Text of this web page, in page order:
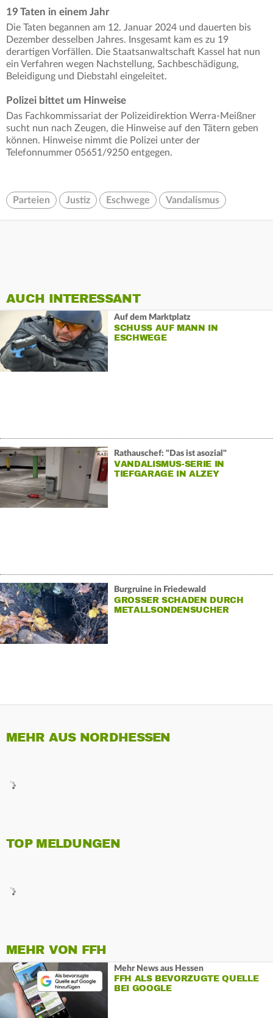
19 Taten in einem Jahr
Die Taten begannen am 12. Januar 2024 und dauerten bis
Dezember desselben Jahres. Insgesamt kam es zu 19
derartigen Vorfällen. Die Staatsanwaltschaft Kassel hat nun
ein Verfahren wegen Nachstellung, Sachbeschädigung,
Beleidigung und Diebstahl eingeleitet.
Polizei bittet um Hinweise
Das Fachkommissariat der Polizeidirektion Werra-Meißner
sucht nun nach Zeugen, die Hinweise auf den Tätern geben
können. Hinweise nimmt die Polizei unter der
Telefonnummer 05651/9250 entgegen.
Parteien Justiz Eschwege Vandalismus
AUCH INTERESSANT
Auf dem Marktplatz
SCHUSS AUF MANN IN
ESCHWEGE
Rathauschef: "Das ist asozial"
VANDALISMUS-SERIE IN
TIEFGARAGE IN ALZEY
Burgruine in Friedewald
GROSSER SCHADEN DURCH M
ETALLSONDENSUCHER
MEHR AUS NORDHESSEN
TOP MELDUNGEN
MEHR VON FFH
Mehr News aus Hessen
FFH ALS BEVORZUGTE QUELLE
BEI GOOGLE